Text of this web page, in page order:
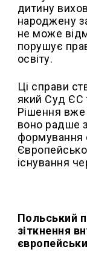
дитину
народжену
не може
порушує
освіту.
Ці справи
який Суд ЄС
Рішення
воно радше
формування
існування
Польський
зіткнення